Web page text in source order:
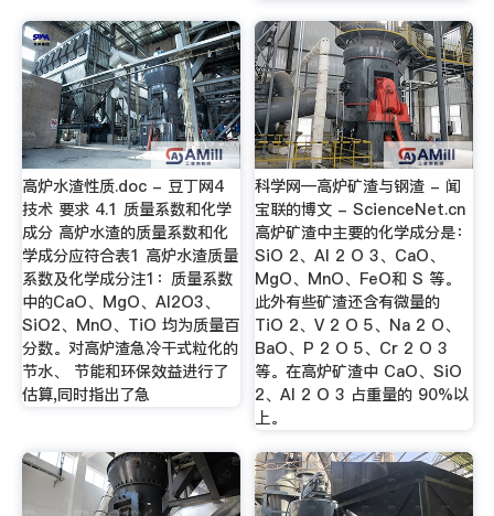
高炉水渣性质.doc - 豆丁网4
技术 要求 4.1 质量系数和化学
成分 高炉水渣的质量系数和化
学成分应符合表1 高炉水渣质量
系数及化学成分注1：质量系数
中的CaO、MgO、Al2O3、
SiO2、MnO、TiO 均为质量百
分数。对高炉渣急冷干式粒化的
节水、 节能和环保效益进行了
估算,同时指出了急
科学网—高炉矿渣与钢渣 - 闻
宝联的博文 - ScienceNet.cn
高炉矿渣中主要的化学成分是：
SiO 2、Al 2 O 3、CaO、
MgO、MnO、FeO和 S 等。
此外有些矿渣还含有微量的
TiO 2、V 2 O 5、Na 2 O、
BaO、P 2 O 5、Cr 2 O 3
等。在高炉矿渣中 CaO、SiO
2、Al 2 O 3 占重量的 90%以
上。